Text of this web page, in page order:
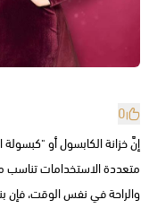
0
إنَّ خزانة الكابسول أو
متعددة الاستخدامات تناسب
والراحة في نفس الوقت، فإن